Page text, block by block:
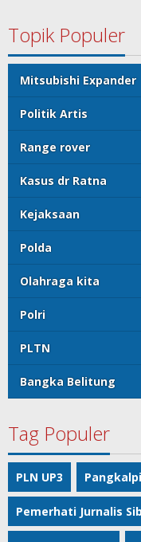
Topik Populer
Mitsubishi Expander
Politik Artis
Range rover
Kasus dr Ratna
Kejaksaan
Polda
Olahraga kita
Polri
PLTN
Bangka Belitung
Tag Populer
PLN UP3
Pemerhati Jurnalis